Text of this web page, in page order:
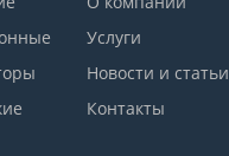
Услуги
Новости и статьи
Контакты